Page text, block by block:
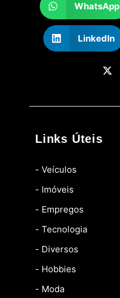
WhatsApp
LinkedIn
Links Úteis
- Veículos
- Imóveis
- Empregos
- Tecnologia
- Diversos
- Hobbies
- Moda